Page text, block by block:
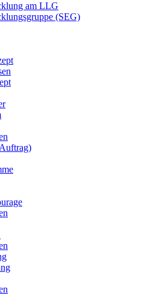
am LLG
(SEG)